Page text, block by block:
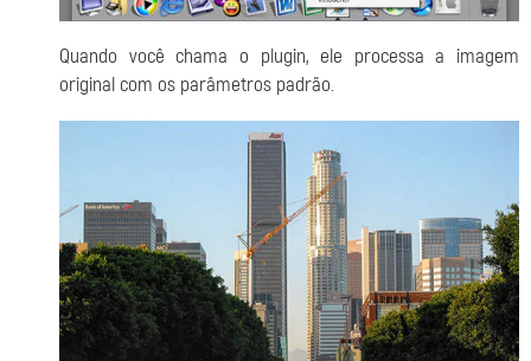
Quando você chama o plugin, ele processa a imagem
original com os parâmetros padrão.